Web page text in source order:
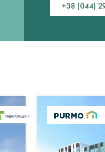
+38 (044)